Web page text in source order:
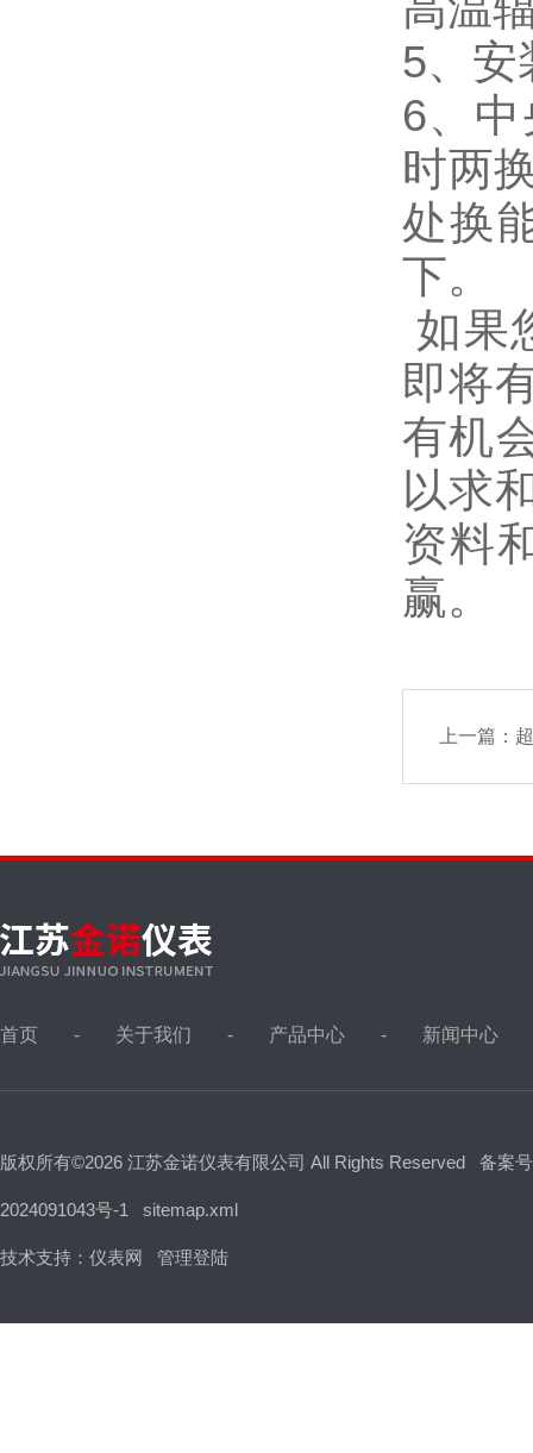
5、安
6、
时两
处换
下。
如果
即将
有机
以求
资料
赢。
上一篇：
首页 关于我们 产品中心 新闻中心
版权所有©2026 江苏金诺仪表有限公司 All Rights Reserved 备案
2024091043号-1 sitemap.xml
技术支持： 仪表网 管理登陆